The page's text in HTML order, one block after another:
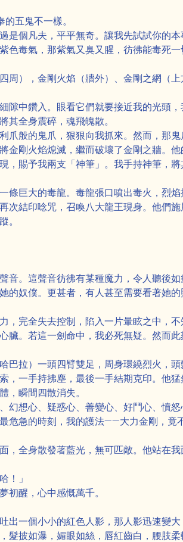
五鬼不一樣。
個凡夫，平平無奇。讓我先試試你的本
毒氣，那紫氣又臭又腥，彷彿能毒死一
周），金剛火焰（牆外）、金剛之網（
中鑽入。眼看它們就要接近我的光頭，
全身震碎，魂飛魄散。
爪般的鬼爪，狠狠向我抓來。然而，那
金剛火焰熄滅，繼而破壞了金剛之牆。
，賜予我兩支「神筆」。我手持神筆，
條巨大的毒龍。毒龍張口噴出毒火，烈
次結印唸咒，召喚八大龍王現身。他們
。
音。這聲音彷彿有某種魔力，令人聽後
奴僕。更甚者，有人甚至需要看著她的
完全失去控制，陷入一片暈眩之中，不
臟。若這一劍命中，我必死無疑。然而
巴拉）一頭四臂雙足，周身環繞烈火，
，一手持拂塵，最後一手結期克印。他
瞬間四散消失。
幻想心、疑惑心、善變心、好鬥心、憤
危急的時刻，我的護法——大力金剛，竟
，全身散發著藍光，無可匹敵。他站在
！」
醒，心中感慨萬千。
出一個小小的紅色人影，那人影迅速變
披如瀑，媚眼如絲，唇紅齒白，腰肢柔